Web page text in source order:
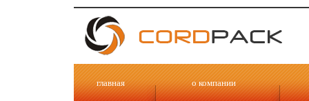
главная о компании